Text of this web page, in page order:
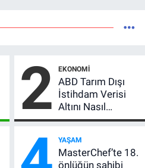
2 EKONOMI
ABD Tarım Dışı
İstihdam Verisi
Altını Nasıl
Etkiler? Çok Basit
YAŞAM
MasterChef’te 18.
önlüğün sahibi